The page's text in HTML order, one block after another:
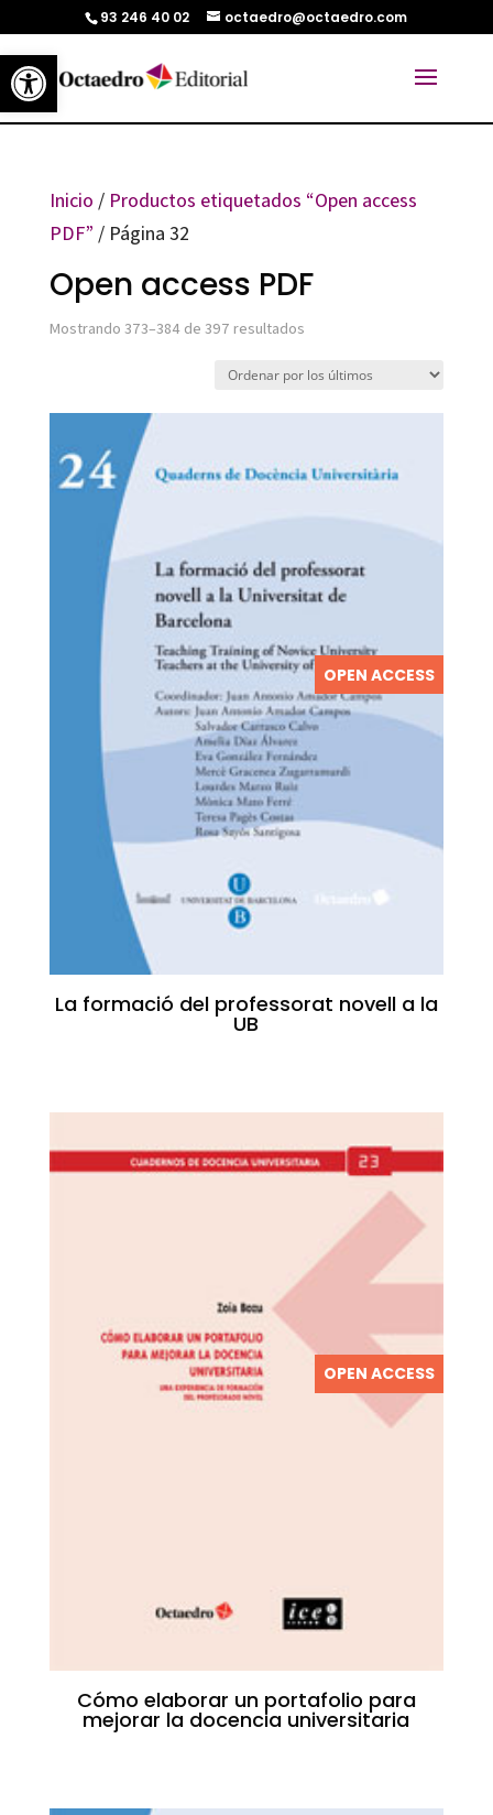
Abrir barra de herramientas
93 246 40 02 octaedro@octaedro.com
Inicio / Productos etiquetados “Open access
PDF” / Página 32
Open access PDF
Mostrando 373–384 de 397 resultadosOrdenado
OPEN ACCESS
La formació del professorat novell a la
UB
OPEN ACCESS
Cómo elaborar un portafolio para
mejorar la docencia universitaria